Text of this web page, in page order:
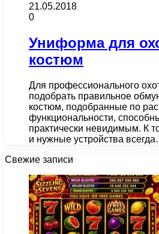
21.05.2018
0
Униформа для
костюм
Для профессионального
подобрать правильное
костюм, подобранные по
функциональности,
практически невидимым. К
и нужные устройства
Свежие записи